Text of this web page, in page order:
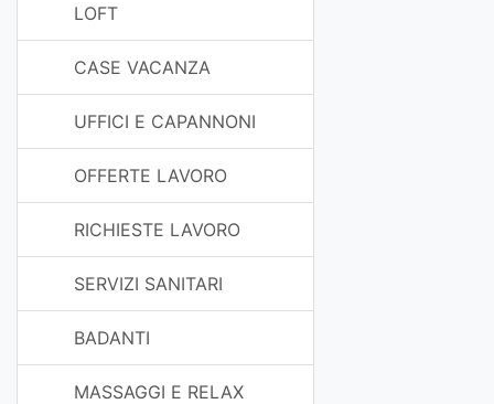
LOFT
CASE VACANZA
UFFICI E CAPANNONI
OFFERTE LAVORO
RICHIESTE LAVORO
SERVIZI SANITARI
BADANTI
MASSAGGI E RELAX